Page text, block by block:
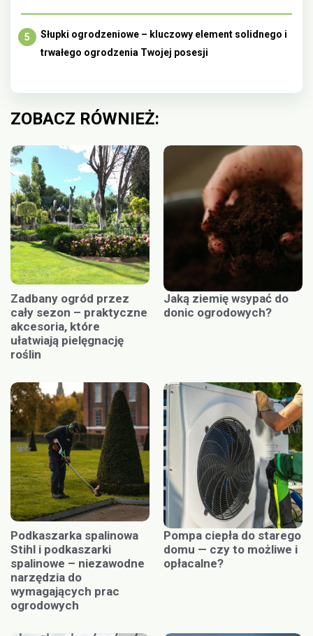
Słupki ogrodzeniowe – kluczowy element solidnego i
trwałego ogrodzenia Twojej posesji
ZOBACZ RÓWNIEŻ:
Zadbany ogród przez
cały sezon – praktyczne
akcesoria, które
ułatwiają pielęgnację
roślin
Jaką ziemię wsypać do
donic ogrodowych?
Podkaszarka spalinowa
Stihl i podkaszarki
spalinowe – niezawodne
narzędzia do
wymagających prac
ogrodowych
Pompa ciepła do starego
domu — czy to możliwe i
opłacalne?